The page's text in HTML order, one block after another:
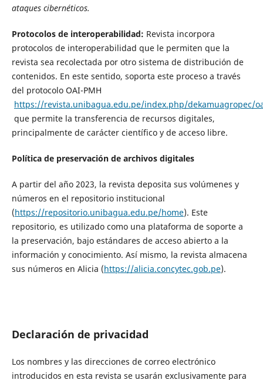
ataques cibernéticos.
Protocolos de interoperabilidad: Revista incorpora
protocolos de interoperabilidad que le permiten que la
revista sea recolectada por otro sistema de distribución de
contenidos. En este sentido, soporta este proceso a través
del protocolo OAI-PMH
https://revista.unibagua.edu.pe/index.php/dekamuagropec/
que permite la transferencia de recursos digitales,
principalmente de carácter científico y de acceso libre.
Política de preservación de archivos digitales
A partir del año 2023, la revista deposita sus volúmenes y
números en el repositorio institucional
(https://repositorio.unibagua.edu.pe/home). Este
repositorio, es utilizado como una plataforma de soporte a
la preservación, bajo estándares de acceso abierto a la
información y conocimiento. Así mismo, la revista almacena
sus números en Alicia (https://alicia.concytec.gob.pe).
Declaración de privacidad
Los nombres y las direcciones de correo electrónico
introducidos en esta revista se usarán exclusivamente para